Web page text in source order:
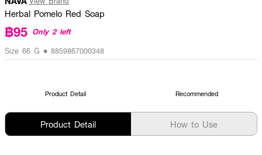
Herbal Pomelo Red Soap
฿95 Only 2 left
Size 66 G • 8859867000348
Product Detail Recommended
Product Detail How to Use